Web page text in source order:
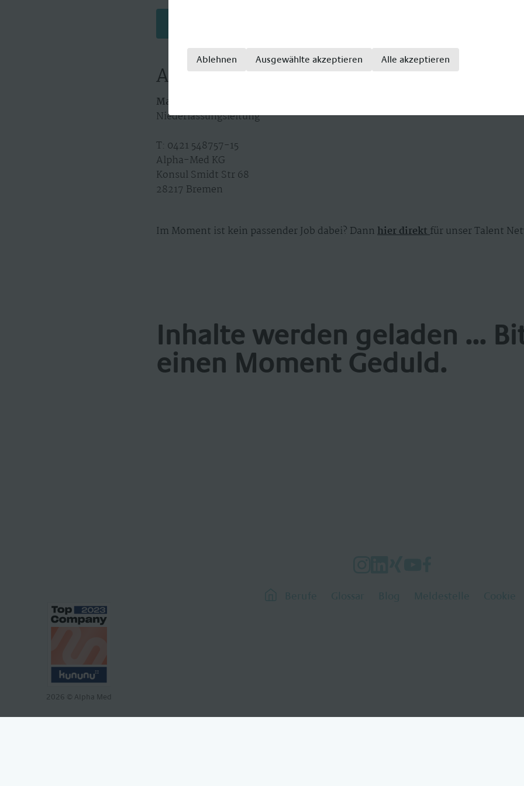
Ansprechpartner
Martin Fero
Niederlassungsleitung
T: 0421 548757-15
Alpha-Med KG
Konsul Smidt Str 68
28217 Bremen
Im Moment ist kein passender Job dabei? Dannhier direktfür unser Talent
Inhalte werden geladen ...
einen Moment Geduld.
2026 © Alpha Med
Ablehnen Ausgewählte akzeptieren Alle akzeptieren